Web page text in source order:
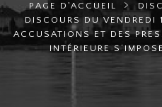
PAGE D'ACCUEIL
DISCOURS DU VENDREDI
ACCUSATIONS ET DES
INTÉRIEURE